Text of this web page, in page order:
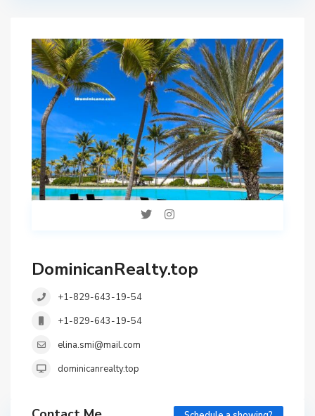
DominicanRealty.top
+1-829-643-19-54
+1-829-643-19-54
elina.smi@mail.com
dominicanrealty.top